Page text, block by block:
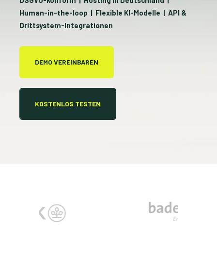
Human-in-the-loop | Flexible KI-Modelle | API &
Drittsystem-Integrationen
DEMO VEREINBAREN
KOSTENLOS TESTEN